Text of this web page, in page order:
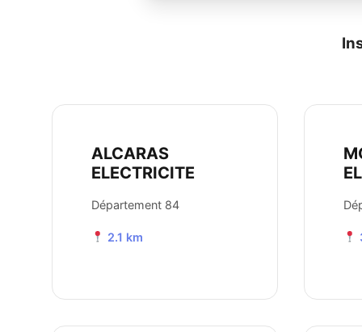
ALCARAS
ELECTRICITE
Département 84
2.1 km